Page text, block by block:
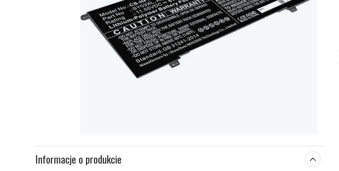
of
Informacje o produkcie